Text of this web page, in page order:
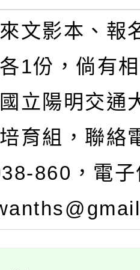
文影本、報
1份，倘有
立陽明交通
育組，聯絡
860，電